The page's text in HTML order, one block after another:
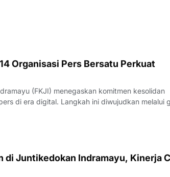
Organisasi Pers Bersatu Perkuat
(FKJI) menegaskan komitmen kesolidan
di era digital. Langkah ini diwujudkan melalui
Makan Payoe, Jalan Olahraga,
di Juntikedokan Indramayu, Kinerja